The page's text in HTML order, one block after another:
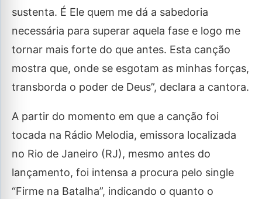
sustenta. É Ele quem me dá a sabedoria
necessária para superar aquela fase e logo me
tornar mais forte do que antes. Esta canção
mostra que, onde se esgotam as minhas forças,
transborda o poder de Deus”, declara a cantora.
A partir do momento em que a canção foi
tocada na Rádio Melodia, emissora localizada
no Rio de Janeiro (RJ), mesmo antes do
lançamento, foi intensa a procura pelo single
“Firme na Batalha”, indicando o quanto o